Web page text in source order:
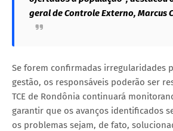
geral de Controle Externo, Marcus
Se forem confirmadas irregularidades
gestão, os responsáveis poderão ser
TCE de Rondônia continuará
garantir que os avanços identificados
os problemas sejam, de fato,